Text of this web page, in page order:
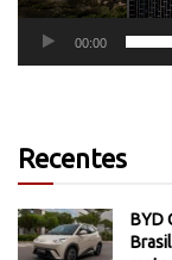
00:00
Recentes
BYD